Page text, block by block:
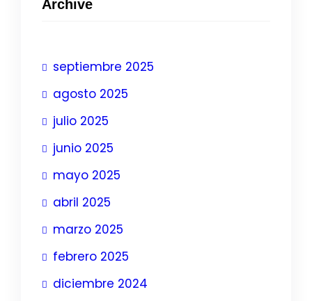
Archive
septiembre 2025
agosto 2025
julio 2025
junio 2025
mayo 2025
abril 2025
marzo 2025
febrero 2025
diciembre 2024